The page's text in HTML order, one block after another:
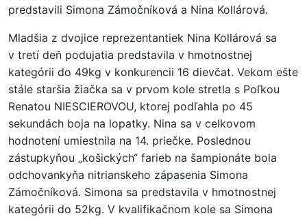
predstavili Simona Zámočníková a Nina Kollárová.
Mladšia z dvojice reprezentantiek Nina Kollárová sa
v tretí deň podujatia predstavila v hmotnostnej
kategórii do 49kg v konkurencii 16 dievčat. Vekom ešte
stále staršia žiačka sa v prvom kole stretla s Poľkou
Renatou NIESCIEROVOU, ktorej podľahla po 45
sekundách boja na lopatky. Nina sa v celkovom
hodnotení umiestnila na 14. priečke. Poslednou
zástupkyňou „košických“ farieb na šampionáte bola
odchovankyňa nitrianskeho zápasenia Simona
Zámočníková. Simona sa predstavila v hmotnostnej
kategórii do 52kg. V kvalifikačnom kole sa Simona